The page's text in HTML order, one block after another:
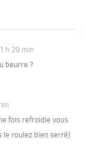
h 29 min
beurre ?
fois refroidie vous
le roulez bien serré)